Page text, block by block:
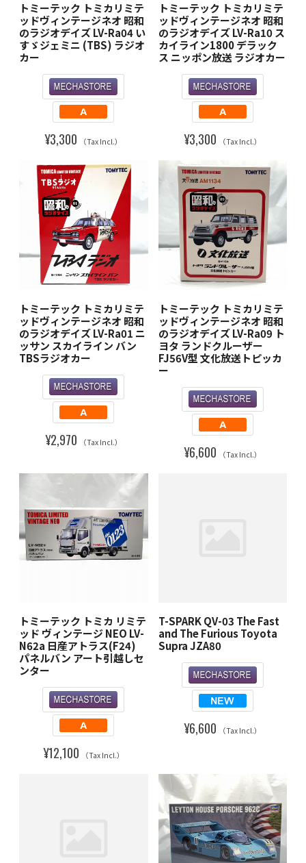
トミーテック トミカリミテ
ッドヴィンテージネオ 昭和
のラジオデイズ LV-Ra04 い
すゞジェミニ (TBS) ラジオ
カー
¥3,300 （Tax Incl.）
トミーテック トミカリミテ
ッドヴィンテージネオ 昭和
のラジオデイズ LV-Ra10 ス
カイライン1800 デラック
ス ニッポン放送 ラジオカー
¥3,300 （Tax Incl.）
トミーテック トミカリミテ
ッドヴィンテージネオ 昭和
のラジオデイズ LV-Ra01 ニ
ッサン スカイライン バン
TBSラジオカー
¥2,970 （Tax Incl.）
トミーテック トミカリミテ
ッドヴィンテージネオ 昭和
のラジオデイズ LV-Ra09 ト
ヨタ ランドクルーザー
FJ56V型 文化放送トピッカ
ー
¥6,600 （Tax Incl.）
トミーテック トミカ リミテ
ッド ヴィンテージ NEO LV-
N62a 日産アトラス(F24)
パネルバン アート引越しセ
ンター
¥12,100 （Tax Incl.）
T-SPARK QV-03 The Fast
and The Furious Toyota
Supra JZA80
¥6,600 （Tax Incl.）